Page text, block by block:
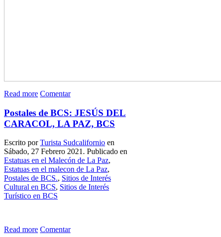
Read more Comentar
Postales de BCS: JESÚS DEL
CARACOL, LA PAZ, BCS
Escrito porTurista Sudcalifornio en
Sábado, 27 Febrero 2021. Publicado en
Estatuas en el Malecón de La Paz,
Estatuas en el malecon de La Paz,
Postales de BCS., Sitios de Interés
Cultural en BCS, Sitios de Interés
Turístico en BCS
Read more Comentar